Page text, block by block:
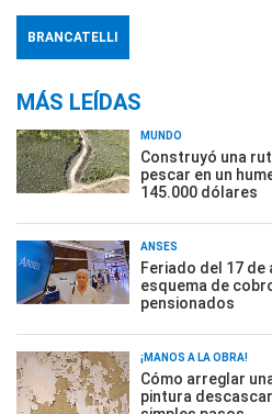
BRANCATELLI
MÁS LEÍDAS
MUNDO
Construyó una
pescar en un
145.000 dólares
ANSES
Feriado del 17 de
esquema de
pensionados
¡MANOS A LA OBRA!
Cómo arreglar
pintura